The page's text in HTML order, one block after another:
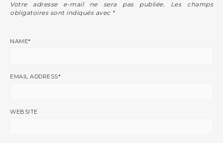
Votre adresse e-mail ne sera pas publiée.
Les champs
obligatoires sont indiqués avec *
NAME*
EMAIL ADDRESS*
WEBSITE